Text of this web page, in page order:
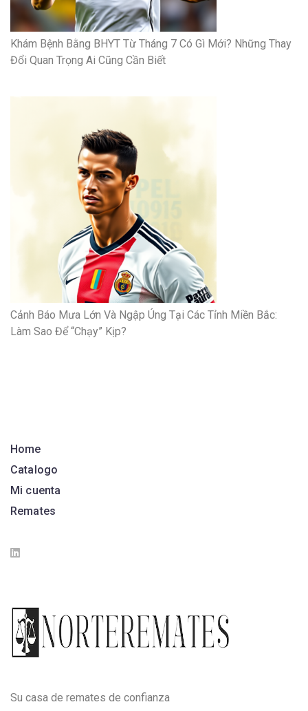
Khám Bệnh Bằng BHYT Từ Tháng 7 Có Gì Mới? Những Thay
Đổi Quan Trọng Ai Cũng Cần Biết
Cảnh Báo Mưa Lớn Và Ngập Úng Tại Các Tỉnh Miền Bắc:
Làm Sao Để “Chạy” Kịp?
Home
Catalogo
Mi cuenta
Remates
Su casa de remates de confianza